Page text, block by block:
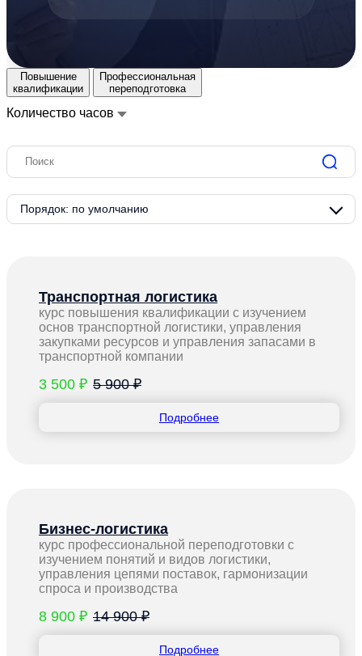
Повышение
квалификации
Профессиональная
переподготовка
Количество часов
Транспортная логистика
курс повышения квалификации с изучением
основ транспортной логистики, управления
закупками ресурсов и управления запасами в
транспортной компании
3 500 ₽ 5 900 ₽
Подробнее
Бизнес-логистика
курс профессиональной переподготовки с
изучением понятий и видов логистики,
управления цепями поставок, гармонизации
спроса и производства
8 900 ₽ 14 900 ₽
Подробнее